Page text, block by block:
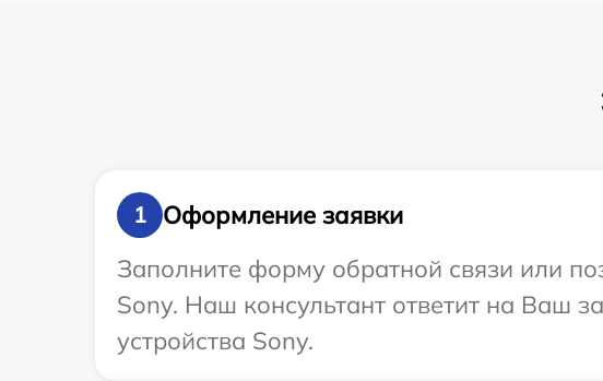
1
Оформление заявки
Заполните форму обратной связи или
Sony. Наш консультант ответит на Ваш
устройства Sony.